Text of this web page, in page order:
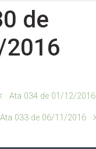
de
Ata 034 de 01/12/2016
Ata 033 de 06/11/2016